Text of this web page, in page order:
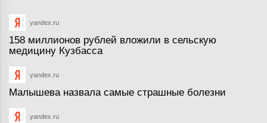
yandex.ru
158 миллионов рублей вложили в сельскую
медицину Кузбасса
yandex.ru
Малышева назвала самые страшные болезни
yandex.ru